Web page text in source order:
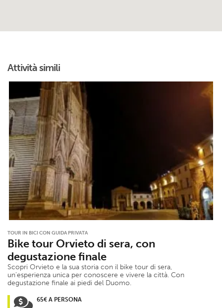
Attività simili
TOUR IN BICI CON GUIDA PRIVATA
Bike tour Orvieto di sera, con
degustazione finale
Scopri Orvieto e la sua storia con il bike tour di sera,
un’esperienza unica per conoscere e vivere la città. Con
degustazione finale ai piedi del Duomo.
65€ A PERSONA